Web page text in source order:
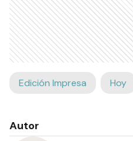
Edición Impresa Hoy
Autor